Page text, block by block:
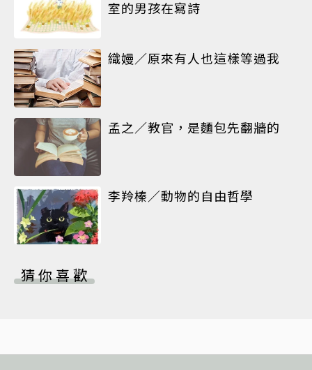
室的男孩在寫詩
織嫚／原來有人也這樣等過我
孟之／教官，是麵包先翻牆的
李羚榛／動物的自由哲學
猜你喜歡